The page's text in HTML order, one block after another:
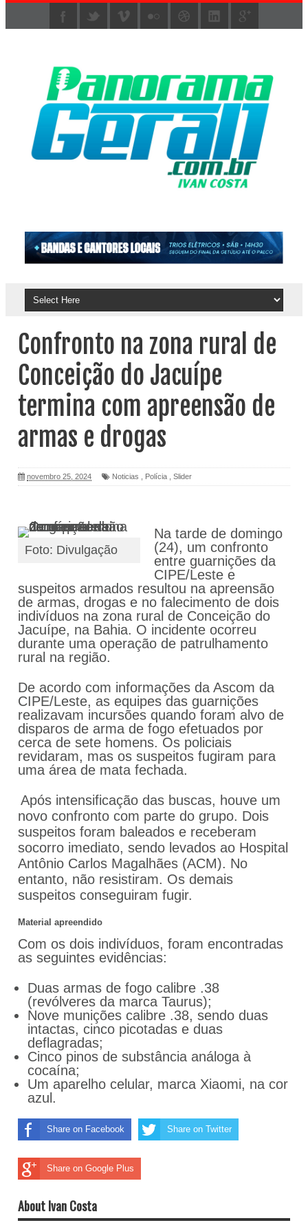
Confronto na zona rural de
Conceição do Jacuípe
termina com apreensão de
armas e drogas
novembro 25, 2024 Noticias Polícia Slider
Foto: Divulgação
Na tarde de domingo
(24), um confronto
entre guarnições da
CIPE/Leste e
suspeitos armados resultou na apreensão
de armas, drogas e no falecimento de dois
indivíduos na zona rural de Conceição do
Jacuípe, na Bahia. O incidente ocorreu
durante uma operação de patrulhamento
rural na região.
De acordo com informações da Ascom da
CIPE/Leste, as equipes das guarnições
realizavam incursões quando foram alvo de
disparos de arma de fogo efetuados por
cerca de sete homens. Os policiais
revidaram, mas os suspeitos fugiram para
uma área de mata fechada.
Após intensificação das buscas, houve um
novo confronto com parte do grupo. Dois
suspeitos foram baleados e receberam
socorro imediato, sendo levados ao Hospital
Antônio Carlos Magalhães (ACM). No
entanto, não resistiram. Os demais
suspeitos conseguiram fugir.
Material apreendido
Com os dois indivíduos, foram encontradas
as seguintes evidências:
Duas armas de fogo calibre .38
(revólveres da marca Taurus);
Nove munições calibre .38, sendo duas
intactas, cinco picotadas e duas
deflagradas;
Cinco pinos de substância análoga à
cocaína;
Um aparelho celular, marca Xiaomi, na cor
azul.
Share on Facebook Share on Twitter
Share on Google Plus
About Ivan Costa